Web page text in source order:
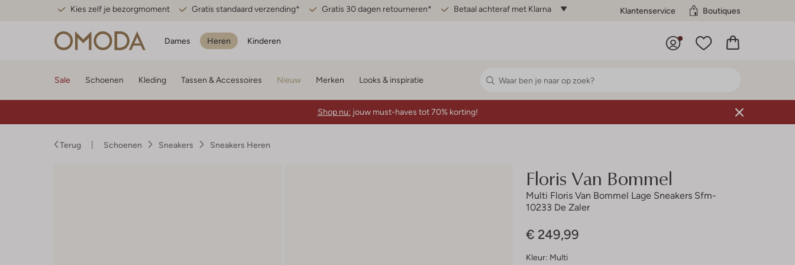
Kies zelf je bezorgmoment Gratis standaard verzending* Gratis 30 dagen retourneren* Betaal achteraf met Klarna Klantenservice Boutiques
Dames Heren Kinderen
Sale Schoenen Kleding Tassen & Accessoires Nieuw Merken Looks & inspiratie
Shop nu: jouw must-haves tot 70% korting!
Terug Schoenen Sneakers Sneakers Heren
Floris Van Bommel
Multi Floris Van Bommel Lage Sneakers Sfm-
10233 De Zaler
€ 249,99
Kleur: Multi